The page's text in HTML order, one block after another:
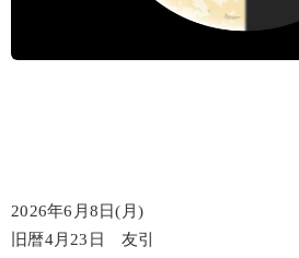
2026年6月8日(月)
旧暦4月23日 友引